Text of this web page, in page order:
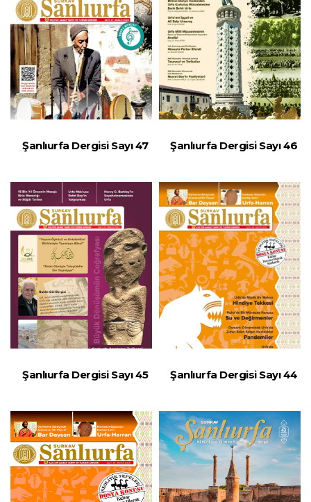
Şanlıurfa Dergisi Sayı 47 Şanlıurfa Dergisi Sayı 46
Şanlıurfa Dergisi Sayı 45 Şanlıurfa Dergisi Sayı 44